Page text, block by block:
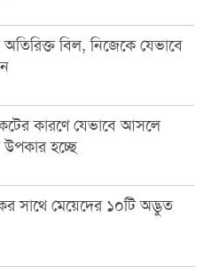
অতিরিক্ত বিল, নিজেকে যেভাবে
কারণে যেভাবে আসলে
হচ্ছে
সাথে মেয়েদের ১০টি অদ্ভুত